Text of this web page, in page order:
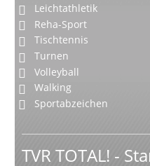
Leichtathletik
Reha-Sport
Tischtennis
Turnen
Volleyball
Walking
Sportabzeichen
TVR TOTAL! -